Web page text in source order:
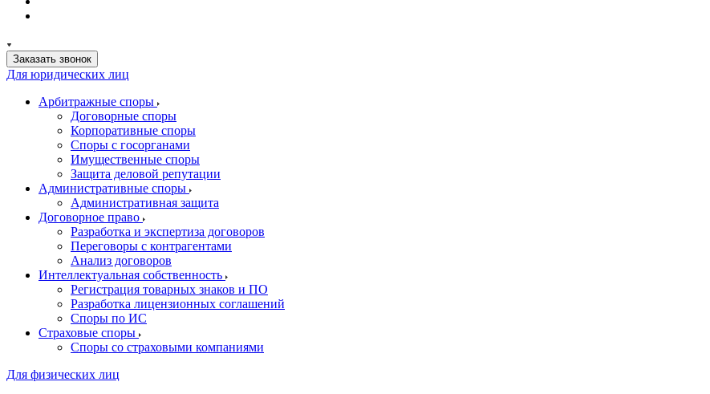
Заказать звонок
Для юридических лиц
Арбитражные споры
Договорные споры
Корпоративные споры
Споры с госорганами
Имущественные споры
Защита деловой репутации
Административные споры
Административная защита
Договорное право
Разработка и экспертиза договоров
Переговоры с контрагентами
Анализ договоров
Интеллектуальная собственность
Регистрация товарных знаков и ПО
Разработка лицензионных соглашений
Споры по ИС
Страховые споры
Споры со страховыми компаниями
Для физических лиц